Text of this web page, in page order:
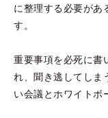
に整理する必要があ
す。
重要事項を必死に書
れ、聞き逃してしま
い会議とホワイトボ